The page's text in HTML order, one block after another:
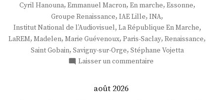
Cyril Hanouna, Emmanuel Macron, En marche, Essonne,
Groupe Renaissance, IAE Lille, INA,
Institut National de l’Audiovisuel, La République En Marche,
LaREM, Madelen, Marie Guévenoux, Paris-Saclay, Renaissance,
Saint Gobain, Savigny-sur-Orge, Stéphane Vojetta
Laisser un commentaire
août 2026